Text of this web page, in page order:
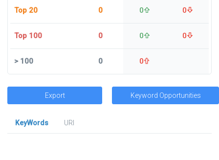
Top 20 0 0 0
Top 100 0 0 0
>100 0 0
Export Keyword Opportunities
KeyWords
URl